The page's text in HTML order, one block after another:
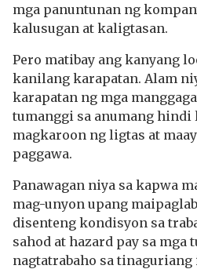
mga panuntunan ng
kalusugan at kaligtasan.
Pero matibay ang kanyang
kanilang karapatan. Alam
karapatan ng mga
tumanggi sa anumang hindi
magkaroon ng ligtas at
paggawa.
Panawagan niya sa kapwa
mag-unyon upang
disenteng kondisyon sa
sahod at hazard pay sa mga
nagtatrabaho sa